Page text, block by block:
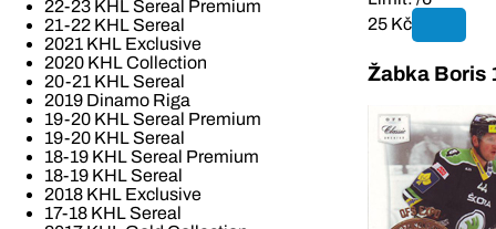
22-23 KHL Sereal Premium
21-22 KHL Sereal
2021 KHL Exclusive
2020 KHL Collection
20-21 KHL Sereal
2019 Dinamo Riga
19-20 KHL Sereal Premium
19-20 KHL Sereal
18-19 KHL Sereal Premium
18-19 KHL Sereal
2018 KHL Exclusive
17-18 KHL Sereal
25 Kč
Žabka Boris